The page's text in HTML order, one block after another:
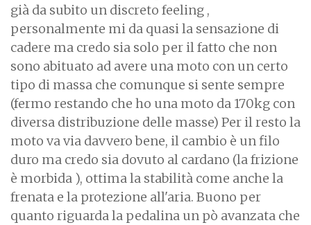
già da subito un discreto feeling ,
personalmente mi da quasi la sensazione di
cadere ma credo sia solo per il fatto che non
sono abituato ad avere una moto con un certo
tipo di massa che comunque si sente sempre
(fermo restando che ho una moto da 170kg con
diversa distribuzione delle masse) Per il resto la
moto va via davvero bene, il cambio è un filo
duro ma credo sia dovuto al cardano (la frizione
è morbida ), ottima la stabilità come anche la
frenata e la protezione all'aria. Buono per
quanto riguarda la pedalina un pò avanzata che